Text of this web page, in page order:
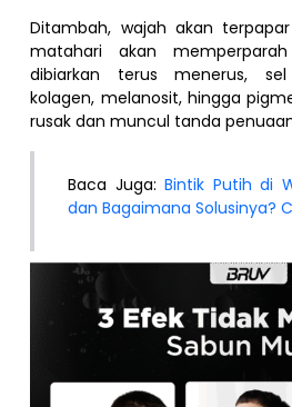
Ditambah, wajah akan
matahari akan
dibiarkan terus menerus,
kolagen, melanosit, hingga
rusak dan muncul tanda
Baca Juga:Bintik Putih di
dan Bagaimana Solusinya?